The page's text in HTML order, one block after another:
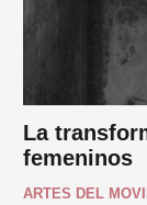
La
femeninos
ARTES DEL